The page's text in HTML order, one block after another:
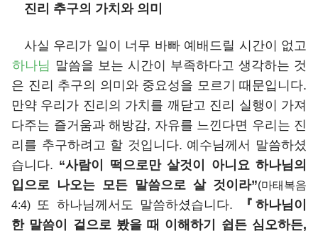
진리 추구의 가치와 의미
사실 우리가 일이 너무 바빠 예배드릴 시간이 없고
하나님 말씀을 보는 시간이 부족하다고 생각하는 것
은 진리 추구의 의미와 중요성을 모르기 때문입니다.
만약 우리가 진리의 가치를 깨닫고 진리 실행이 가져
다주는 즐거움과 해방감, 자유를 느낀다면 우리는 진
리를 추구하려고 할 것입니다. 예수님께서 말씀하셨
습니다. “사람이 떡으로만 살것이 아니요 하나님의
입으로 나오는 모든 말씀으로 살 것이라”(마태복음
4:4) 또 하나님께서도 말씀하셨습니다.
『하나님이
한 말씀이 겉으로 봤을 때 이해하기 쉽든 심오하든,